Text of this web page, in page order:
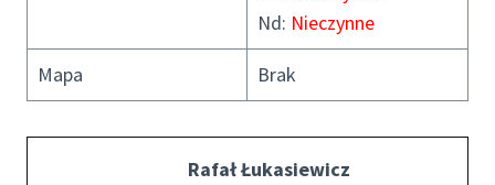
Nd: Nieczynne
Mapa Brak
Rafał Łukasiewicz